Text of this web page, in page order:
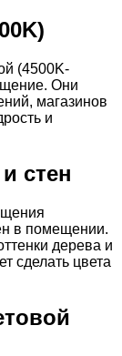
(4500K-
Они
магазинов
и
стен
в помещении.
дерева и
сделать цвета